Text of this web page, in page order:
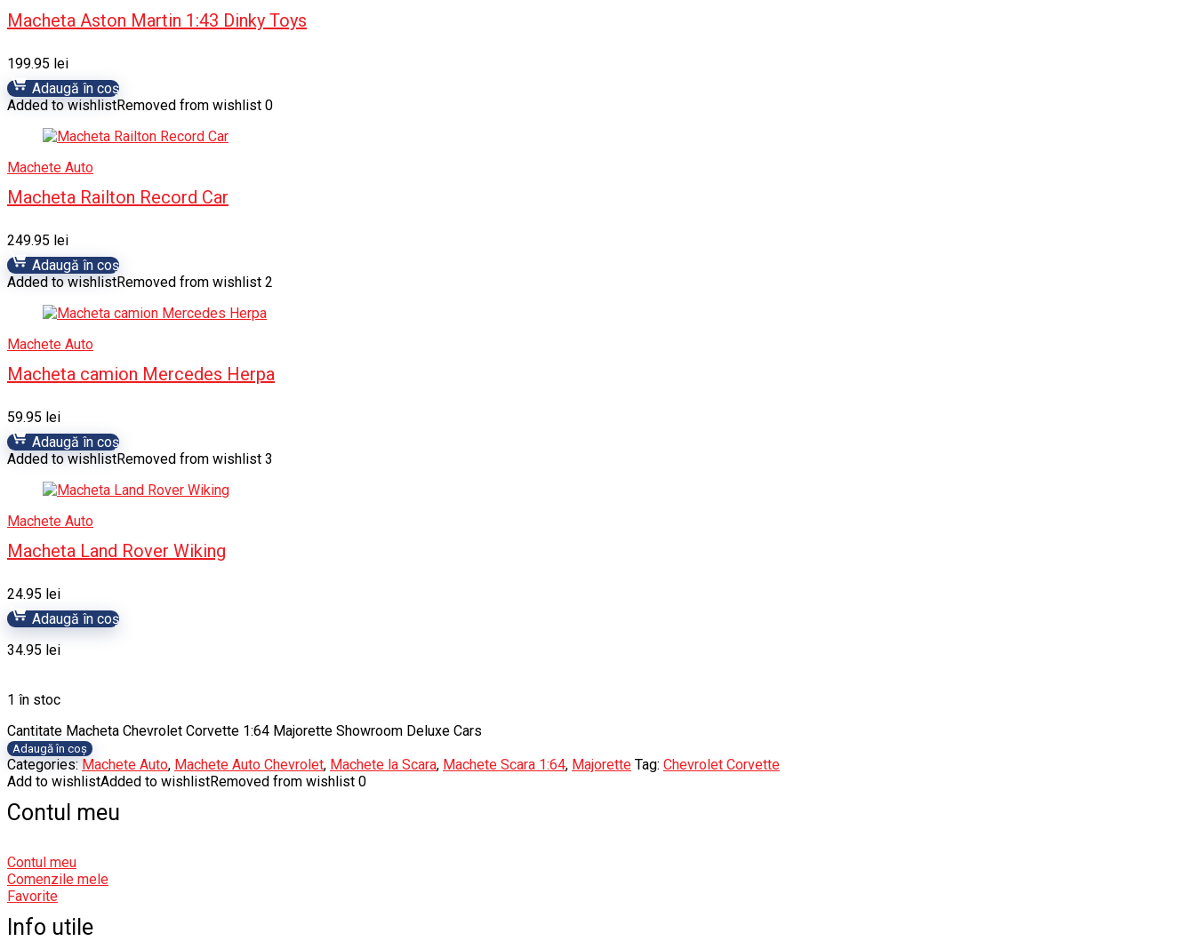
Macheta Aston Martin 1:43 Dinky Toys
199.95 lei
Adaugă în coș
Added to wishlistRemoved from wishlist 0
Machete Auto
Macheta Railton Record Car
249.95 lei
Adaugă în coș
Added to wishlistRemoved from wishlist 2
Machete Auto
Macheta camion Mercedes Herpa
59.95 lei
Adaugă în coș
Added to wishlistRemoved from wishlist 3
Machete Auto
Macheta Land Rover Wiking
24.95 lei
Adaugă în coș
34.95 lei
1 în stoc
Cantitate Macheta Chevrolet Corvette 1:64 Majorette Showroom Deluxe Cars
Adaugă în coș
Categories: Machete Auto, Machete Auto Chevrolet, Machete la Scara, Machete Scara 1:64, Majorette Tag: Chevrolet Corvette
Add to wishlistAdded to wishlistRemoved from wishlist 0
Contul meu
Contul meu
Comenzile mele
Favorite
Info utile